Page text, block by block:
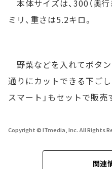
本体サイズは、300（奥行
ミリ、重さは5.2キロ。
野菜などを入れてボタ
通りにカットできる下ご
スマート」もセットで販売
Copyright © ITmedia, Inc. All Rights
関連